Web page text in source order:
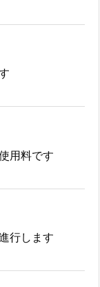
用料です
行します